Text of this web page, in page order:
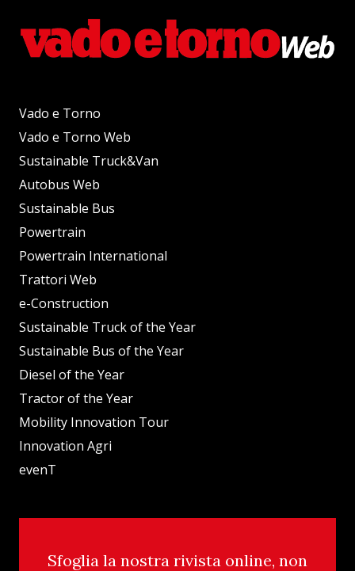
Vado e Torno
Vado e Torno Web
Sustainable Truck&Van
Autobus Web
Sustainable Bus
Powertrain
Powertrain International
Trattori Web
e-Construction
Sustainable Truck of the Year
Sustainable Bus of the Year
Diesel of the Year
Tractor of the Year
Mobility Innovation Tour
Innovation Agri
evenT
Sfoglia la nostra rivista online, non